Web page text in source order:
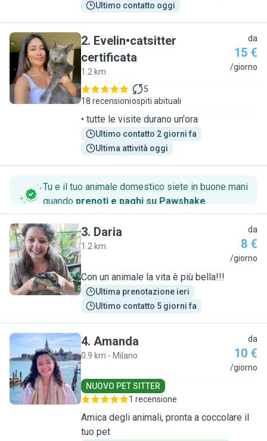
Ultimo contatto oggi
E
2. Evelin•catsitter
certificata
1.2 km
da
15 €
/giorno
18 recensioni
5
ospiti abituali
• tutte le visite durano un'ora
Ultimo contatto 2 giorni fa
Ultima attività oggi
Tu e il tuo animale domestico siete in buone mani
quando prenoti e paghi su Pawshake.
D
3. Daria
1.2 km
da
8 €
/giorno
Con un animale la vita è più bella!!!
Ultima prenotazione ieri
Ultimo contatto 5 giorni fa
A
4. Amanda
0.9 km - Milano
da
10 €
/giorno
NUOVO PET SITTER
1 recensione
Amica degli animali, pronta a coccolare il
tuo pet